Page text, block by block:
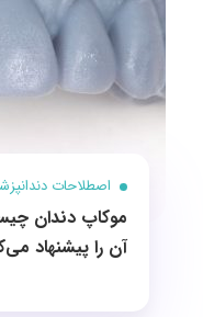
اصطلاحات
موکاپ دندان
آن را پیشنهاد